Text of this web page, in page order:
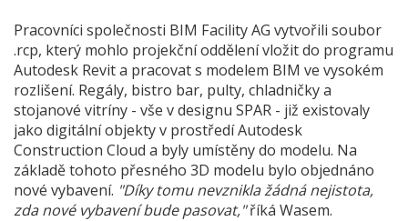
Pracovníci společnosti BIM Facility AG vytvořili soubor
.rcp, který mohlo projekční oddělení vložit do programu
Autodesk Revit a pracovat s modelem BIM ve vysokém
rozlišení. Regály, bistro bar, pulty, chladničky a
stojanové vitríny - vše v designu SPAR - již existovaly
jako digitální objekty v prostředí Autodesk
Construction Cloud a byly umístěny do modelu. Na
základě tohoto přesného 3D modelu bylo objednáno
nové vybavení. "Díky tomu nevznikla žádná nejistota,
zda nové vybavení bude pasovat,"říká Wasem.